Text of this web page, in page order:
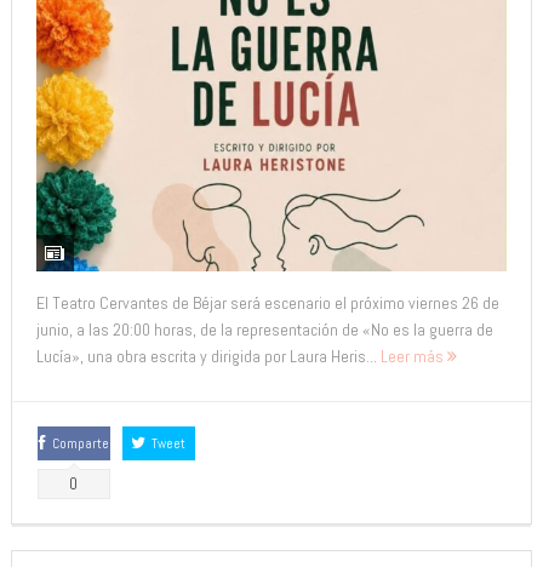
El Teatro Cervantes de Béjar será escenario el próximo viernes 26 de
junio, a las 20:00 horas, de la representación de «No es la guerra de
Lucía», una obra escrita y dirigida por Laura Heris... Leer más
Comparte
0
Tweet